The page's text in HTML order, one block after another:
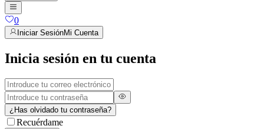
0
Iniciar SesiónMi Cuenta
Inicia sesión en tu cuenta
¿Has olvidado tu contraseña?
Recuérdame